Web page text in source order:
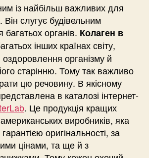
із найбільш важливих для
Він слугує будівельним
органів. Колаген в
інших країнах світу,
організму й
старінню. Тому так важливо
цю речовину. В якісному
в каталозі інтернет-
. Це продукція кращих
виробників, яка
оригінальності, за
цінами, та ще й з